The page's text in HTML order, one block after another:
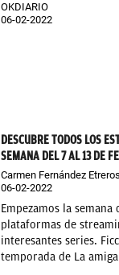
OKDIARIO
06-02-2022
DESCUBRE TODOS LOS
SEMANA DEL 7 AL 13 DE
Carmen Fernández Etreros
06-02-2022
Empezamos la
plataformas de
interesantes series.
temporada de La